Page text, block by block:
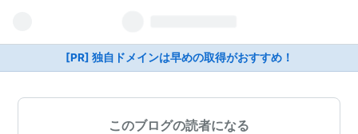
[PR] 独自ドメインは早めの取得がおすすめ！
このブログの読者になる